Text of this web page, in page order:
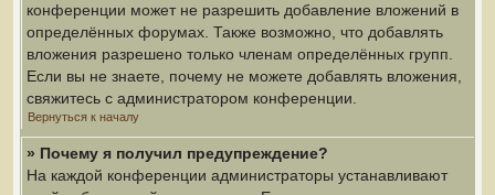
конференции может не разрешить добавление вложений в
определённых форумах. Также возможно, что добавлять
вложения разрешено только членам определённых групп.
Если вы не знаете, почему не можете добавлять вложения,
свяжитесь с администратором конференции.
Вернуться к началу
» Почему я получил предупреждение?
На каждой конференции администраторы устанавливают